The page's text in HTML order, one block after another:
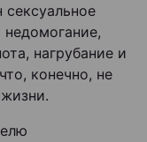
нагрубание и
конечно, не